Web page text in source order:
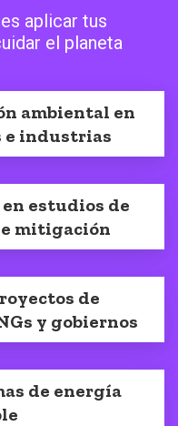
aplicar tus
el planeta
ambiental en
e industrias
estudios de
mitigación
de
y gobiernos
de energía